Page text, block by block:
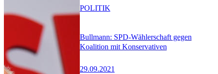
Bullmann: SPD-Wählerschaft gegen
Koalition mit Konservativen
29.09.2021
POLITIK